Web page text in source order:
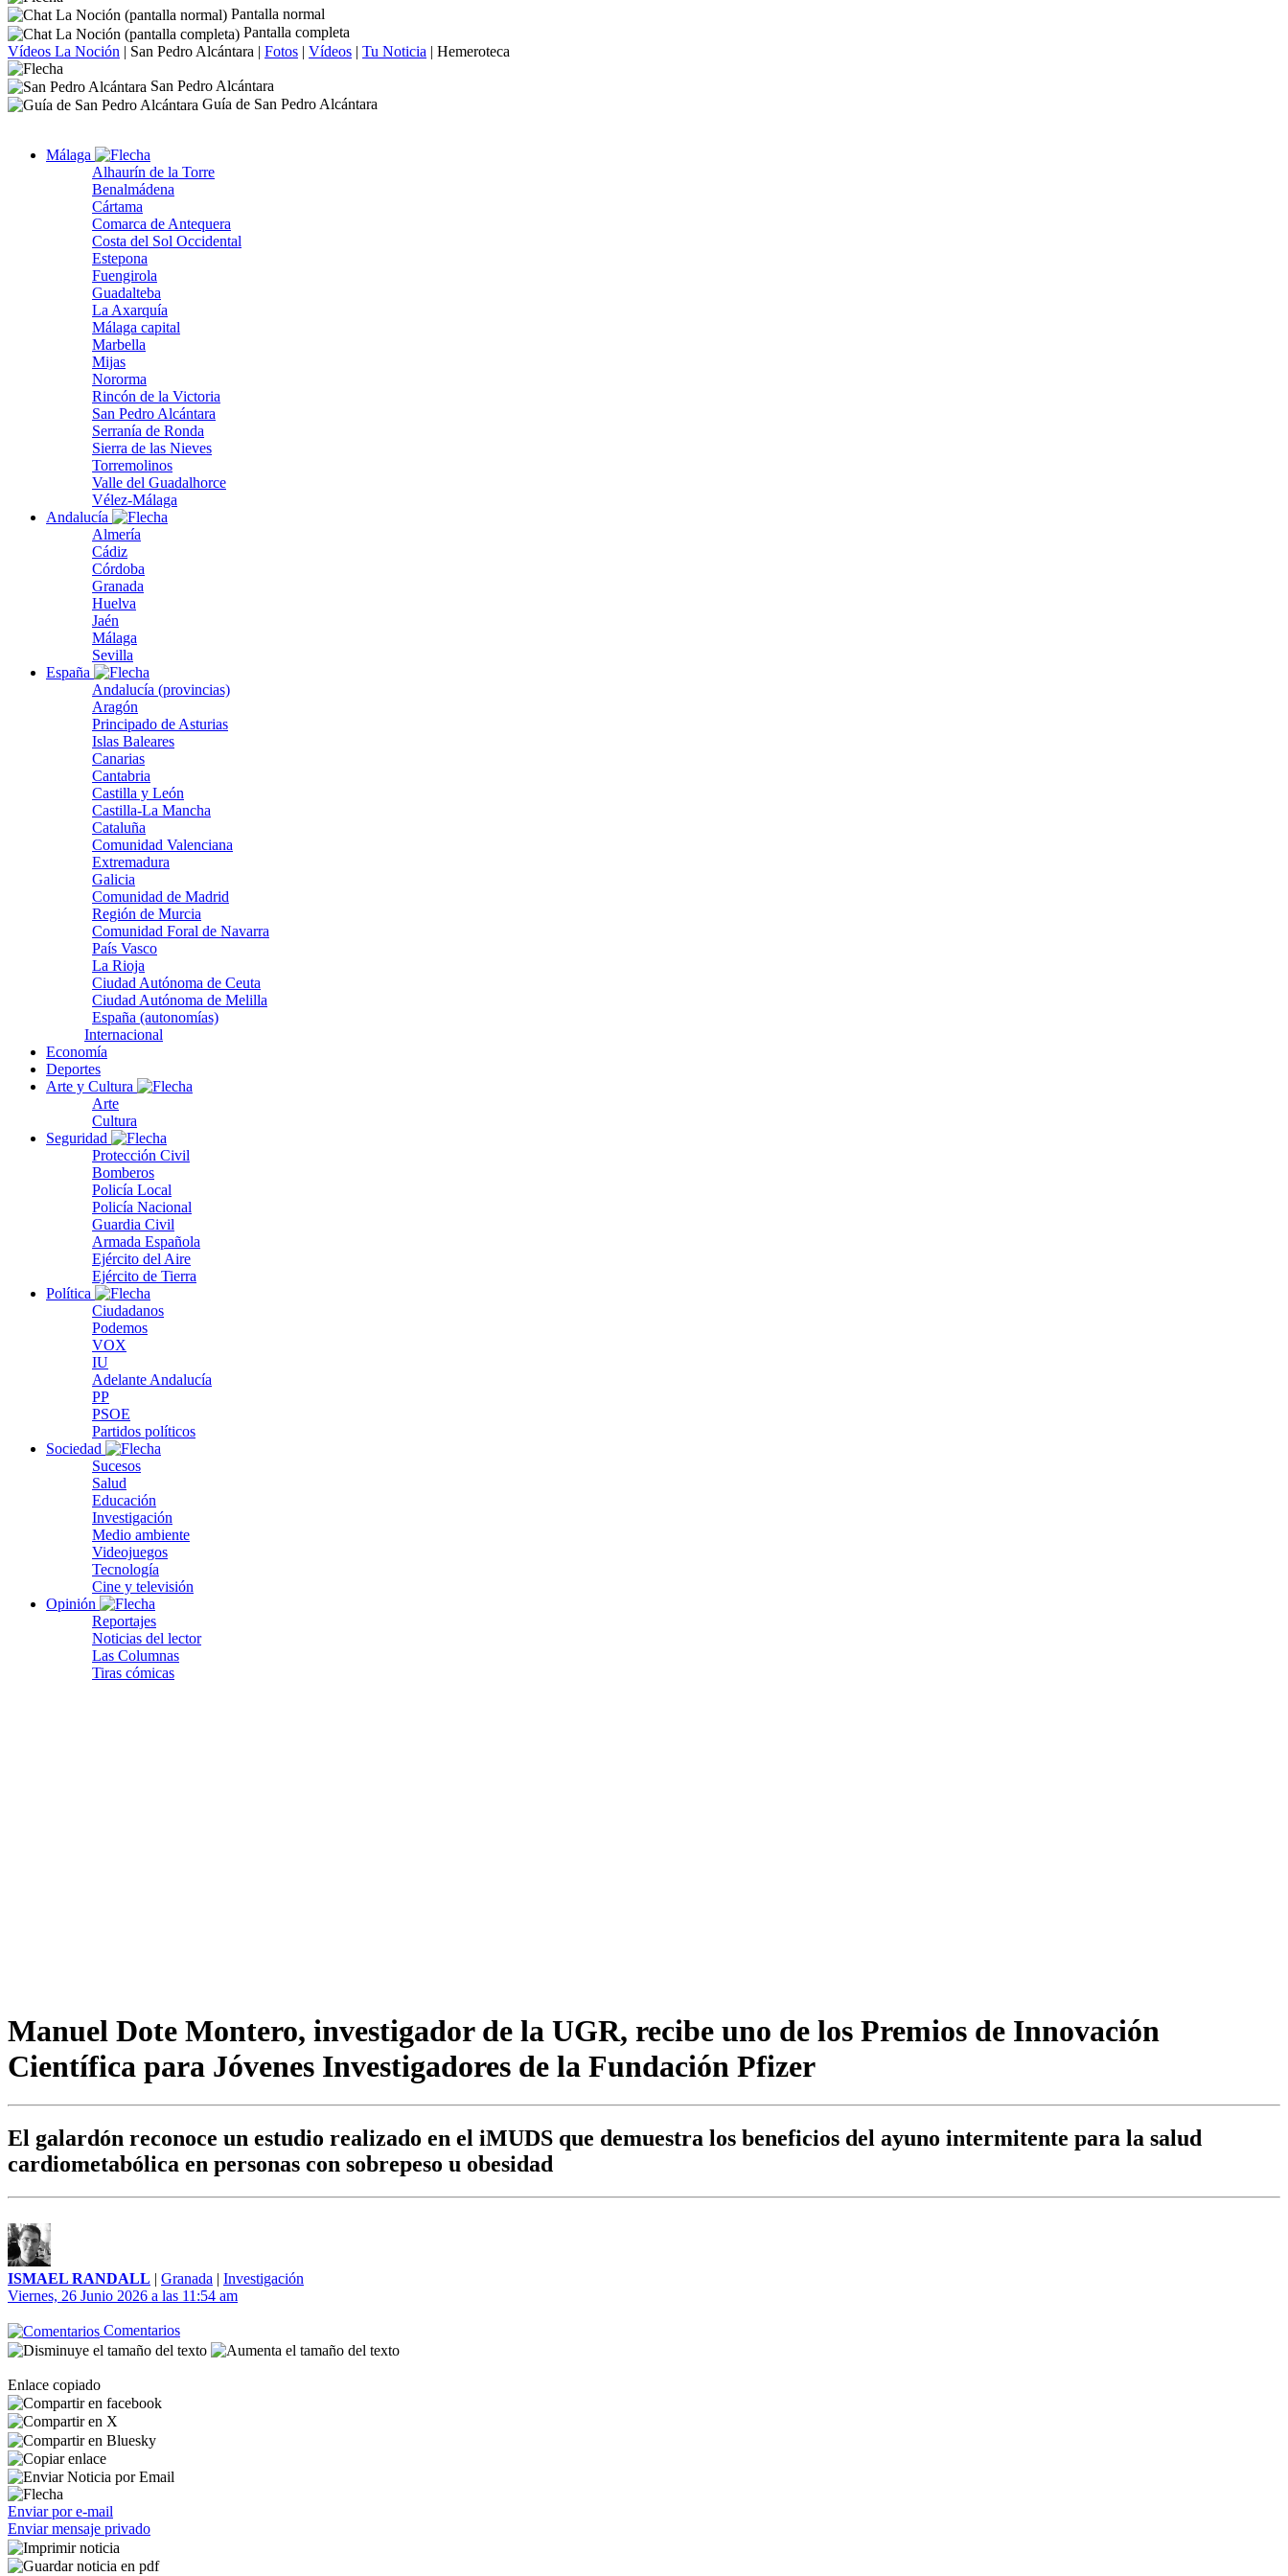
Pantalla normal
Pantalla completa
Vídeos La Noción | San Pedro Alcántara | Fotos | Vídeos | Tu Noticia | Hemeroteca
San Pedro Alcántara
Guía de San Pedro Alcántara
Málaga
Alhaurín de la Torre
Benalmádena
Cártama
Comarca de Antequera
Costa del Sol Occidental
Estepona
Fuengirola
Guadalteba
La Axarquía
Málaga capital
Marbella
Mijas
Nororma
Rincón de la Victoria
San Pedro Alcántara
Serranía de Ronda
Sierra de las Nieves
Torremolinos
Valle del Guadalhorce
Vélez-Málaga
Andalucía
Almería
Cádiz
Córdoba
Granada
Huelva
Jaén
Málaga
Sevilla
España
Andalucía (provincias)
Aragón
Principado de Asturias
Islas Baleares
Canarias
Cantabria
Castilla y León
Castilla-La Mancha
Cataluña
Comunidad Valenciana
Extremadura
Galicia
Comunidad de Madrid
Región de Murcia
Comunidad Foral de Navarra
País Vasco
La Rioja
Ciudad Autónoma de Ceuta
Ciudad Autónoma de Melilla
España (autonomías)
Internacional
Economía
Deportes
Arte y Cultura
Arte
Cultura
Seguridad
Protección Civil
Bomberos
Policía Local
Policía Nacional
Guardia Civil
Armada Española
Ejército del Aire
Ejército de Tierra
Política
Ciudadanos
Podemos
VOX
IU
Adelante Andalucía
PP
PSOE
Partidos políticos
Sociedad
Sucesos
Salud
Educación
Investigación
Medio ambiente
Videojuegos
Tecnología
Cine y televisión
Opinión
Reportajes
Noticias del lector
Las Columnas
Tiras cómicas
Manuel Dote Montero, investigador de la UGR, recibe uno de los Premios de Innovación
Científica para Jóvenes Investigadores de la Fundación Pfizer
El galardón reconoce un estudio realizado en el iMUDS que demuestra los beneficios del ayuno intermitente para la salud
cardiometabólica en personas con sobrepeso u obesidad
ISMAEL RANDALL | Granada | Investigación
Viernes, 26 Junio 2026 a las 11:54 am
Comentarios
Enlace copiado
Enviar por e-mail
Enviar mensaje privado